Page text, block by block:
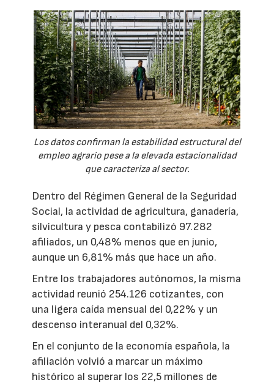
Los datos confirman la estabilidad estructural del
empleo agrario pese a la elevada estacionalidad
que caracteriza al sector.
Dentro del Régimen General de la Seguridad
Social, la actividad de agricultura, ganadería,
silvicultura y pesca contabilizó 97.282
afiliados, un 0,48% menos que en junio,
aunque un 6,81% más que hace un año.
Entre los trabajadores autónomos, la misma
actividad reunió 254.126 cotizantes, con
una ligera caída mensual del 0,22% y un
descenso interanual del 0,32%.
En el conjunto de la economía española, la
afiliación volvió a marcar un máximo
histórico al superar los 22,5 millones de